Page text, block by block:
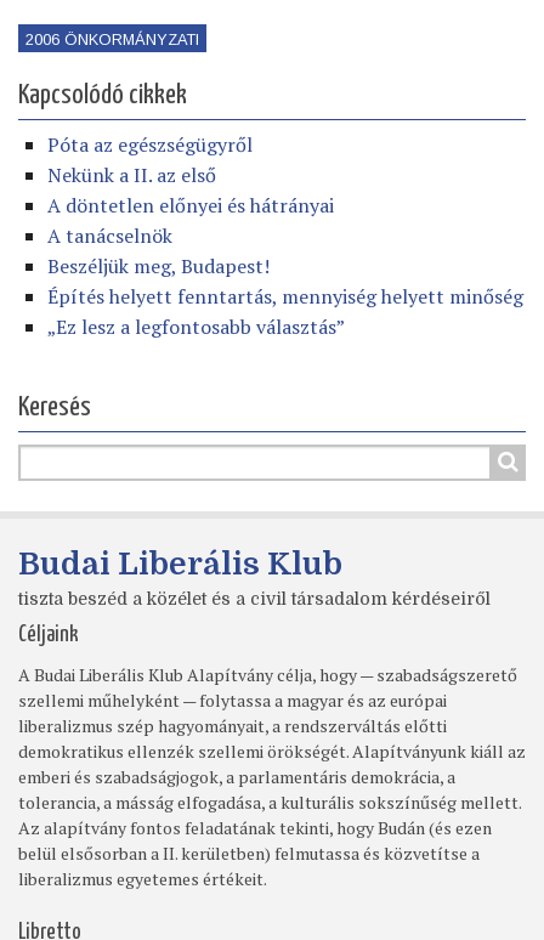
2006 ÖNKORMÁNYZATI
Kapcsolódó cikkek
Póta az egészségügyről
Nekünk a II. az első
A döntetlen előnyei és hátrányai
A tanácselnök
Beszéljük meg, Budapest!
Építés helyett fenntartás, mennyiség helyett minőség
„Ez lesz a legfontosabb választás”
Keresés
Budai Liberális Klub
tiszta beszéd a közélet és a civil társadalom kérdéseiről
Céljaink
A Budai Liberális Klub Alapítvány célja, hogy — szabadságszerető
szellemi műhelyként — folytassa a magyar és az európai
liberalizmus szép hagyományait, a rendszerváltás előtti
demokratikus ellenzék szellemi örökségét. Alapítványunk kiáll az
emberi és szabadságjogok, a parlamentáris demokrácia, a
tolerancia, a másság elfogadása, a kulturális sokszínűség mellett.
Az alapítvány fontos feladatának tekinti, hogy Budán (és ezen
belül elsősorban a II. kerületben) felmutassa és közvetítse a
liberalizmus egyetemes értékeit.
Libretto